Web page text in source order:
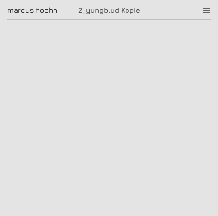
2_yungblud Kopie
marcus hoehn marcus hoehn
|